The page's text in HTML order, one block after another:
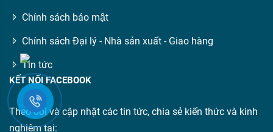
Chính sách bảo mật
Chính sách Đại lý - Nhà sản xuất - Giao hàng
Tin tức
KẾT NỐI FACEBOOK
Theo dõi và cập nhật các tin tức, chia sẻ kiến thức và kinh
nghiệm tại: